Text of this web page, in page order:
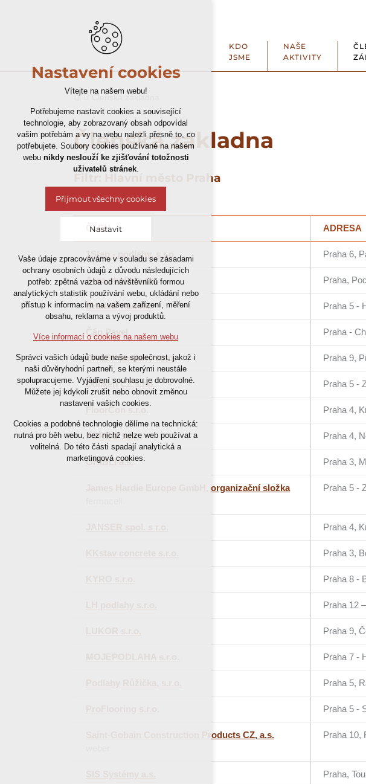
KDO
JSME
NAŠE
AKTIVITY
Členská základna
Filtr: Hlavní město Praha
ČLEN ADRESA
1Step - podlahy, s.r.o. Praha 6,
Area studio s.r.o. Praha,
Bradáč Vladimír Praha 5 -
Čáp Pavel Praha -
DASEF podlahy s.r.o. Praha 9,
Döllken CZ s.r.o. Praha 5 -
Praha 4,
FORBO s.r.o. Praha 4,
GHIBLI a.s. Praha 3,
James Hardie Europe GmbH, organizační složka
Praha 5 -
Praha 4,
Praha 3,
Praha 8 -
Praha 12
Praha 9,
Praha 7 -
Praha 5,
Praha 5 -
Saint-Gobain Construction Products CZ, a.s.
Praha 10,
Praha,
Nastavení cookies
Vítejte na našem webu!
Potřebujeme nastavit cookies a související
technologie, aby zobrazovaný obsah odpovídal
vašim potřebám a vy na webu nalezli přesně to, co
potřebujete. Soubory cookies používané na našem
webu nikdy neslouží ke zjišťování totožnosti
uživatelů stránek.
Přijmout všechny cookies
Nastavit
Technická cookies
nutná pro provozování webu
udržení kontextu stránek (session):
případná přihlášení, volby jazyka, apod.
Volitelná cookies
vyhodnocení návštěvnosti
marketingová cookies (Google)
Více informací o cookies na našem webu
Přijmout všechny cookies
Vaše údaje zpracováváme v souladu se zásadami
ochrany osobních údajů z důvodu následujících
potřeb: zpětná vazba od návštěvníků formou
analytických statistik používání webu, ukládání nebo
přístup k informacím na vašem zařízení, měření
obsahu, reklama a vývoj produktů.
Více informací o cookies na našem webu
Správci vašich údajů bude naše společnost, jakož i
naši důvěryhodní partneři, se kterými neustále
spolupracujeme. Vyjádření souhlasu je dobrovolné.
Můžete jej kdykoli zrušit nebo obnovit změnou
nastavení vašich cookies.
Cookies a podobné technologie dělíme na technická:
nutná pro běh webu, bez nichž nelze web používat a
volitelná. Do této části spadají analytická a
marketingová cookies.